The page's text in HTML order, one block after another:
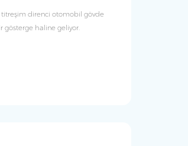
titreşim direnci otomobil gövde
gösterge haline geliyor.